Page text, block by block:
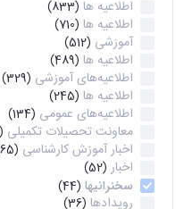
اطلاعیه ها (833)
اطلاعیه ها (710)
آموزشی (512)
اطلاعیه ها (489)
اطلاعیه‌های‌ آموزشی (329)
اطلاعیه ها (245)
اطلاعیه‌های عمومی (134)
معاونت تحصیلات تکمیلی (79)
اخبار آموزش کارشناسی (65)
اخبار (52)
سخنرانیها (44)
رویدادها (36)